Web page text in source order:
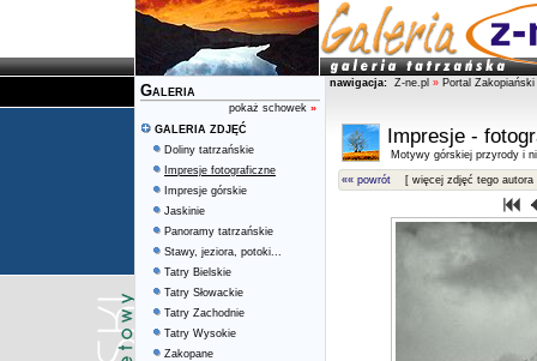
Galeria
pokaż schowek »
GALERIA ZDJĘĆ
Doliny tatrzańskie
Impresje fotograficzne
Impresje górskie
Jaskinie
Panoramy tatrzańskie
Stawy, jeziora, potoki...
Tatry Bielskie
Tatry Słowackie
Tatry Zachodnie
Tatry Wysokie
Zakopane
nawigacja: Z-ne.pl » Portal Zakopiański
Impresje -
Motywy górskiej przyrody i
«« powrót [ więcej zdjęć tego autora